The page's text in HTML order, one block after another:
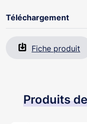
Téléchargement
Fiche produit
Produits